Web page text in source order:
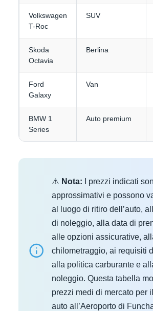
Volkswagen
T-Roc
SUV
Skoda
Octavia
Berlina
Ford
Galaxy
Van
BMW 1
Series
Auto premium
⚠️ Nota: I prezzi indicati
approssimativi e possono
al luogo di ritiro dell’auto,
di noleggio, alla data di
alle opzioni assicurative,
chilometraggio, ai requisiti
alla politica carburante e
noleggio. Questa tabella
prezzi medi di mercato per
auto all’Aeroporto di